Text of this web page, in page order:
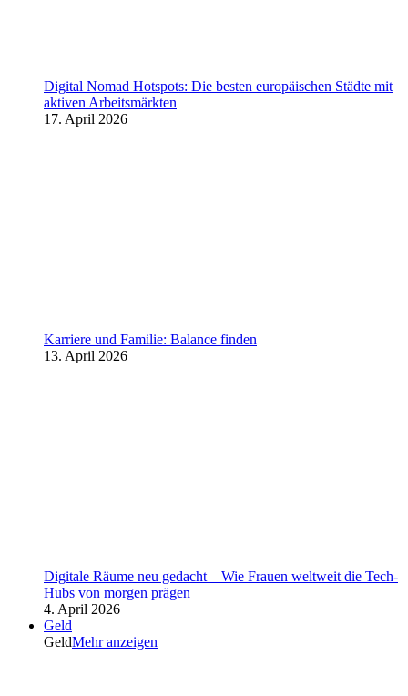
Digital Nomad Hotspots: Die besten europäischen Städte mit
aktiven Arbeitsmärkten
17. April 2026
Karriere und Familie: Balance finden
13. April 2026
Digitale Räume neu gedacht – Wie Frauen weltweit die Tech-
Hubs von morgen prägen
4. April 2026
Geld
GeldMehr anzeigen